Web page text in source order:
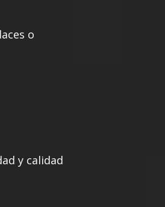
o
y calidad